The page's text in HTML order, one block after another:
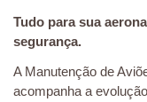
Tudo para sua
segurança.
A Manutenção de
acompanha a